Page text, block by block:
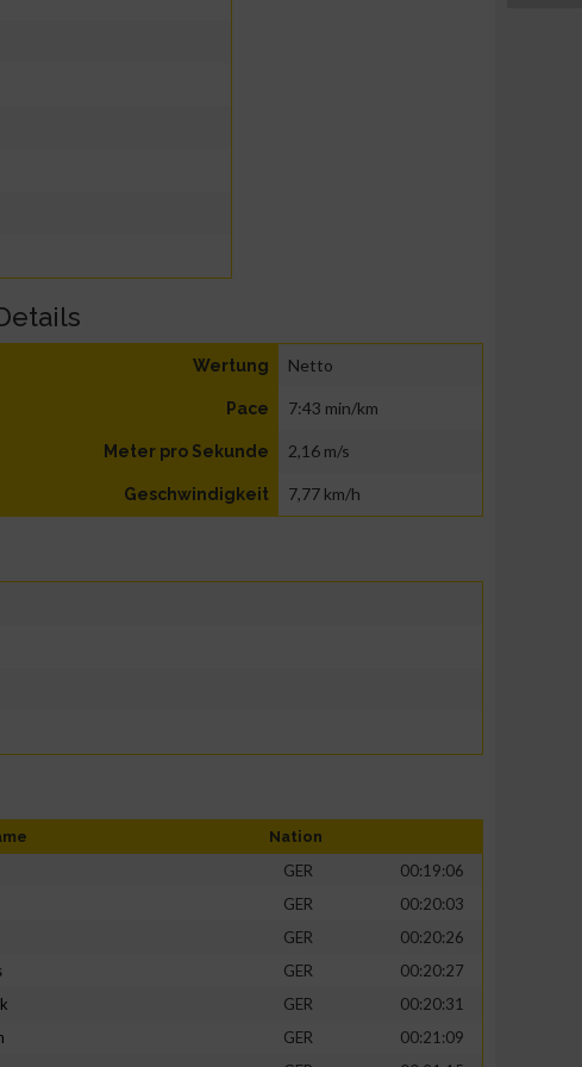
Wertung Netto
Pace 7:43 min/km
Meter pro Sekunde 2,16 m/s
Geschwindigkeit 7,77 km/h
Nation
GER
00:19:06
GER
00:20:03
GER
00:20:26
GER
00:20:27
GER
00:20:31
GER
00:21:09